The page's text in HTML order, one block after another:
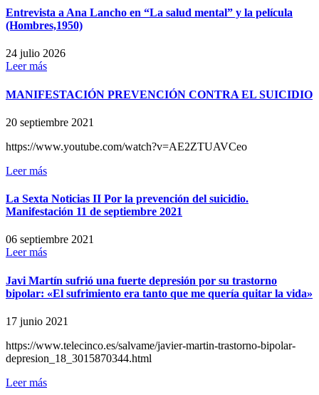
Entrevista a Ana Lancho en “La salud mental” y la película
(Hombres,1950)
24 julio 2026
Leer más
MANIFESTACIÓN PREVENCIÓN CONTRA EL SUICIDIO
20 septiembre 2021
https://www.youtube.com/watch?v=AE2ZTUAVCeo
Leer más
La Sexta Noticias II Por la prevención del suicidio.
Manifestación 11 de septiembre 2021
06 septiembre 2021
Leer más
Javi Martín sufrió una fuerte depresión por su trastorno
bipolar: «El sufrimiento era tanto que me quería quitar la vida»
17 junio 2021
https://www.telecinco.es/salvame/javier-martin-trastorno-bipolar-
depresion_18_3015870344.html
Leer más